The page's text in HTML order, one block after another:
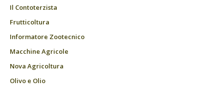
Il Contoterzista
Frutticoltura
Informatore Zootecnico
Macchine Agricole
Nova Agricoltura
Olivo e Olio